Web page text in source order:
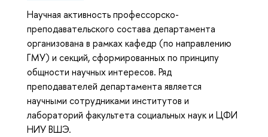
Научная активность профессорско-
преподавательского состава департамента
организована в рамках кафедр (по направлению
ГМУ) и секций, сформированных по принципу
общности научных интересов. Ряд
преподавателей департамента является
научными сотрудниками институтов и
лабораторий факультета социальных наук и ЦФИ
НИУ ВШЭ.